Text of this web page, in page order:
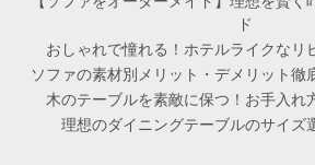
ド
おしゃれで憧れる！ホテルライクなリ
ソファの素材別メリット・デメリット徹
木のテーブルを素敵に保つ！お手入れ
理想のダイニングテーブルのサイズ